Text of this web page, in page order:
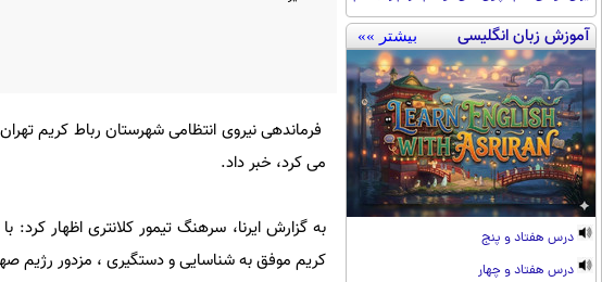
آموزش زبان انگلیسی بیشتر »»
درس هفتاد و پنج
درس هفتاد و چهار
فرماندهی نیروی انتظامی شهرستان رباط کریم
می کرد، خبر داد.
به گزارش ایرنا، سرهنگ تیمور کلانتری اظهار
کریم موفق به شناسایی و دستگیری ، مزدور رژیم